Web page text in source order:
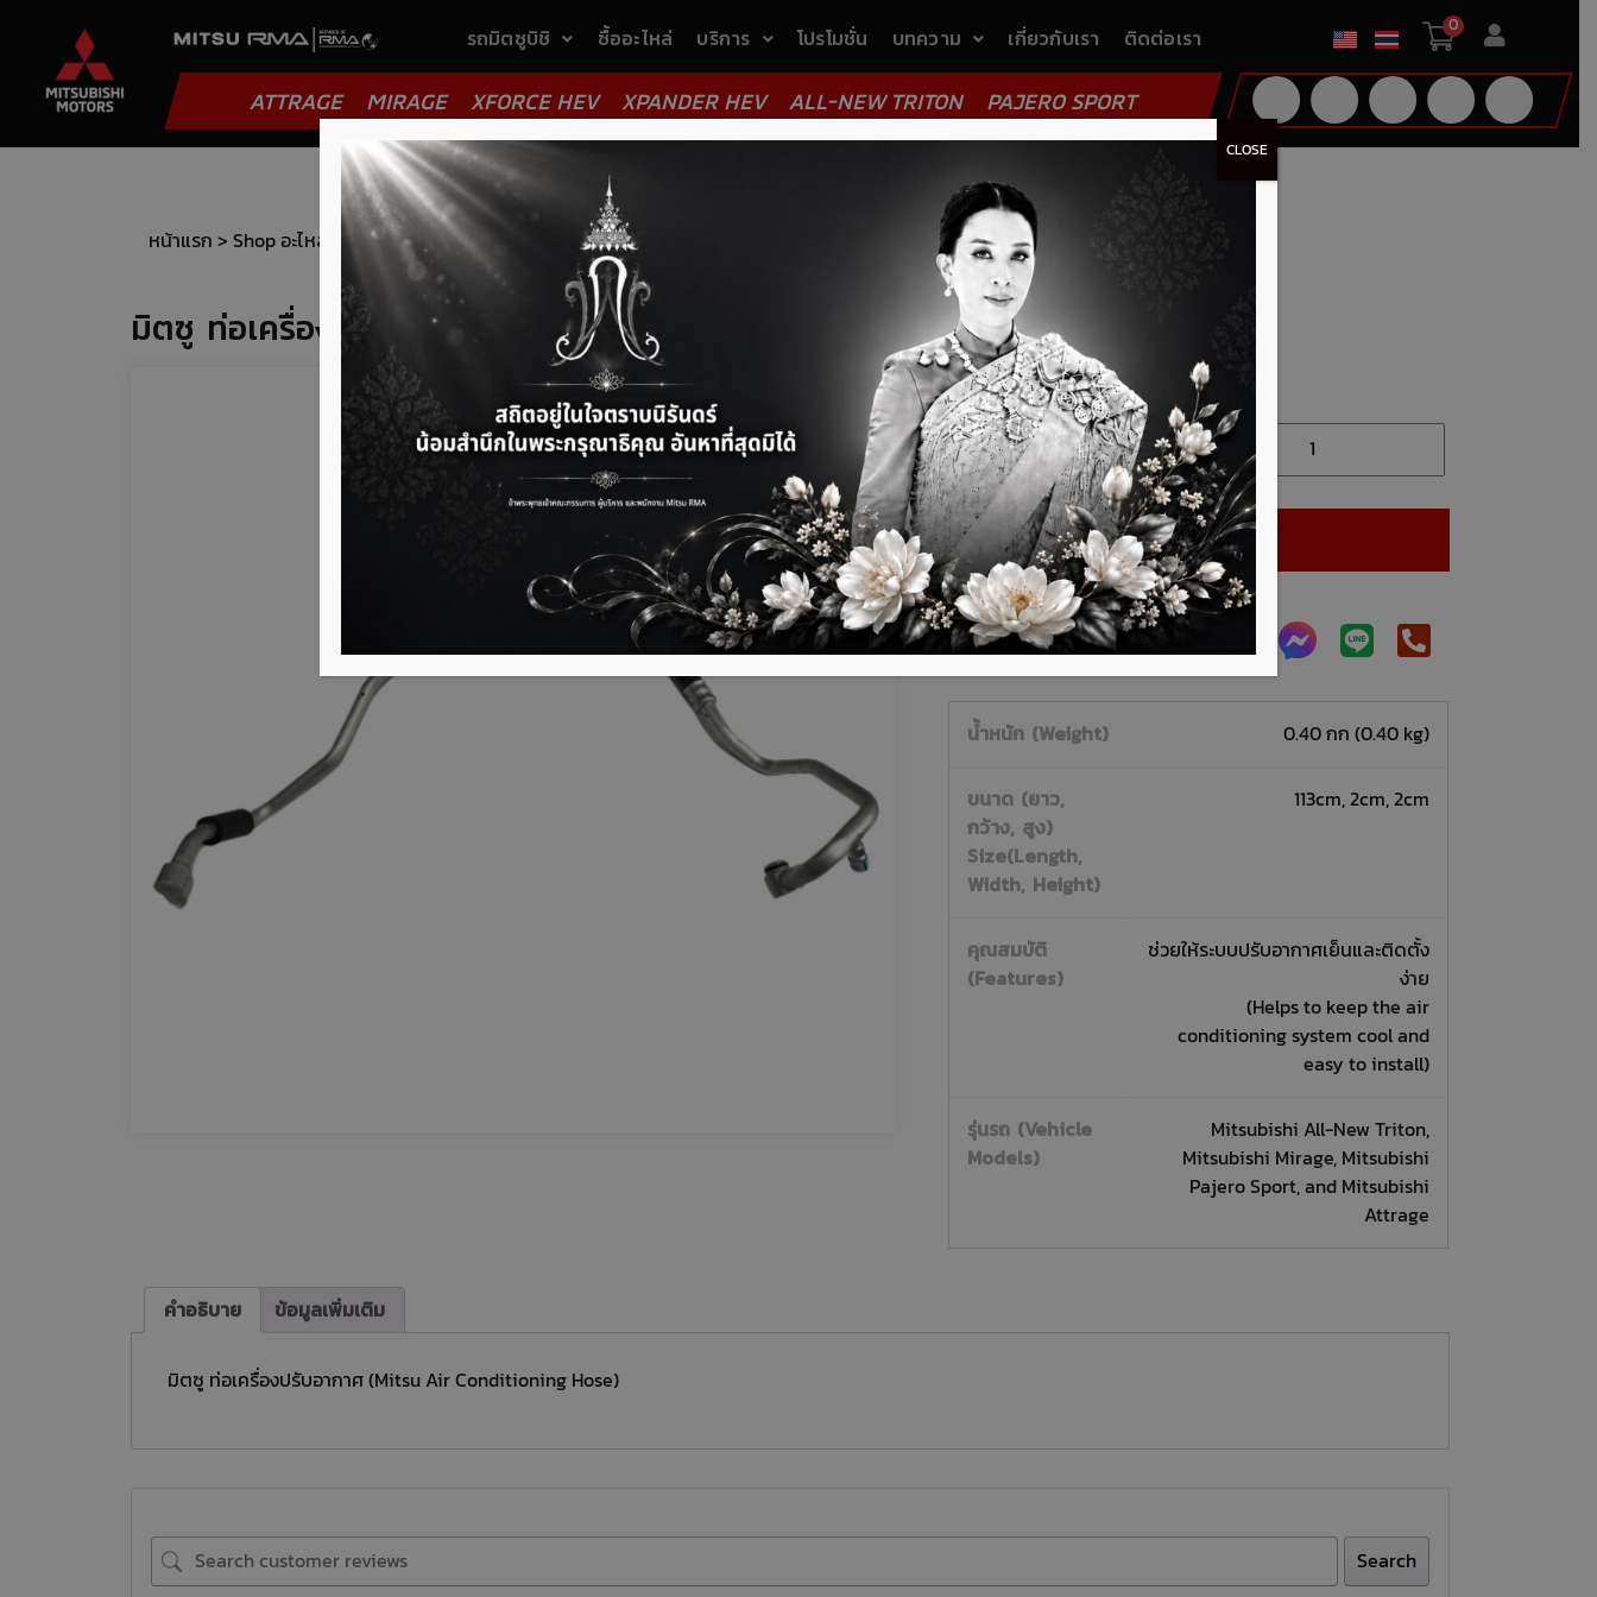
รถมิตซูบิชิ ซื้ออะไหล่ บริการ โปรโมชั่น บทความ เกี่ยวกับเรา ติดต่อเรา 0
ATTRAGE MIRAGE XFORCE HEV XPANDER HEV ALL-NEW TRITON PAJERO SPORT
หน้าแรก > Shop อะไหล่ >ท่อดูดอากาศ (car air intake hose)> มิตซู ท่อเครื่องปรับอากาศ (Mitsu Air Conditioning Hose) – MT7815B409
มิตซู ท่อเครื่องปรับอากาศ (Mitsu Air Conditioning Hose) - MT7815B409
1,882.67
เพิ่มรายการโปรด
หยิบใส่ตะกร้า
ติดต่อสอบถามเพิ่มเติมได้ที่
น้ำหนัก (Weight) 0.40 กก (0.40 kg)
ขนาด (ยาว,
กว้าง, สูง)
Size(Length,
Width, Height)
113cm, 2cm, 2cm
คุณสมบัติ
(Features)
ช่วยให้ระบบปรับอากาศเย็นและติดตั้ง
ง่าย
(Helps to keep the air
conditioning system cool and
easy to install)
รุ่นรถ (Vehicle
Models)
Mitsubishi All-New Triton,
Mitsubishi Mirage, Mitsubishi
Pajero Sport, and Mitsubishi
Attrage
คำอธิบาย ข้อมูลเพิ่มเติม
มิตซู ท่อเครื่องปรับอากาศ (Mitsu Air Conditioning Hose)
Search
CLOSE